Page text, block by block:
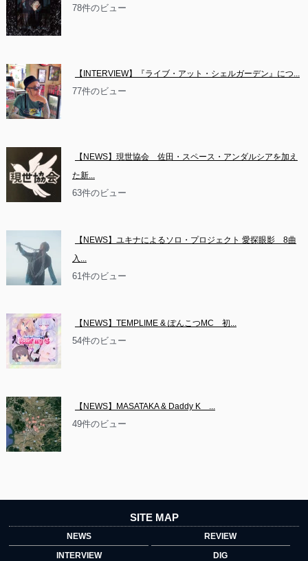
78件のビュー
【INTERVIEW】『ライブ・アット・シェルガーデン』につ...
77件のビュー
【NEWS】現世協会　佐田・スペース・アンダルシアを加え
た新...
63件のビュー
【NEWS】ユキナによるソロ・プロジェクト 愛探眼影　8曲
入...
61件のビュー
【NEWS】TEMPLIME & ぽんこつMC　初...
54件のビュー
【NEWS】MASATAKA & Daddy K　...
49件のビュー
SITE MAP
NEWS
REVIEW
INTERVIEW
DIG